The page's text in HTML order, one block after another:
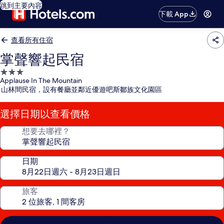
跳到主要內容
下載 App
查看所有住宿
掌聲響起民宿
3.0
星
級
住
宿
Applause In The Mountain
山林間民宿，設有餐廳並鄰近優遊吧斯鄒族文化園區
選擇日期以查看價格
想要去哪裡？
日期
旅客